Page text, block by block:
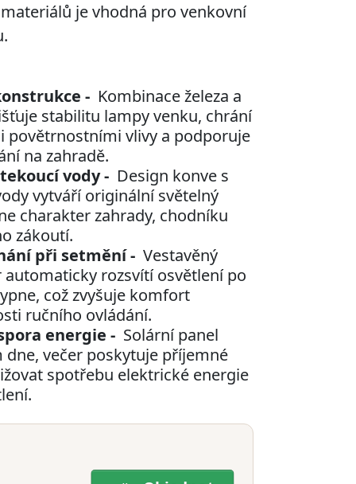
je vhodná pro venkovní
- Kombinace železa a
stabilitu lampy venku, chrání
povětrnostními vlivy a podporuje
na zahradě.
vody - Design konve s
vytváří originální světelný
charakter zahrady, chodníku
zákoutí.
při setmění - Vestavěný
rozsvítí osvětlení po
což zvyšuje komfort
ručního ovládání.
energie - Solární panel
večer poskytuje příjemné
spotřebu elektrické energie